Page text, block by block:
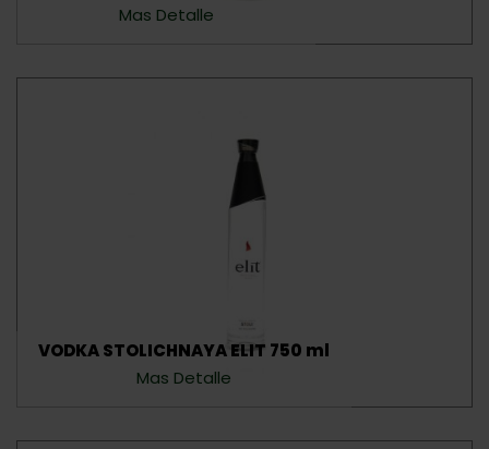
Mas Detalle
VODKA STOLICHNAYA ELIT 750 ml
Mas Detalle